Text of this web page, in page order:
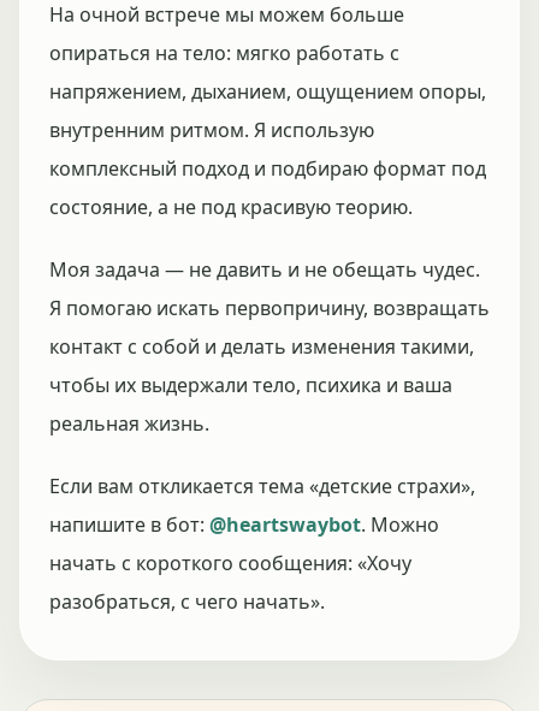
На очной встрече мы можем больше
опираться на тело: мягко работать с
напряжением, дыханием, ощущением опоры,
внутренним ритмом. Я использую
комплексный подход и подбираю формат под
состояние, а не под красивую теорию.
Моя задача — не давить и не обещать чудес.
Я помогаю искать первопричину, возвращать
контакт с собой и делать изменения такими,
чтобы их выдержали тело, психика и ваша
реальная жизнь.
Если вам откликается тема «детские страхи»,
напишите в бот: @heartswaybot. Можно
начать с короткого сообщения: «Хочу
разобраться, с чего начать».